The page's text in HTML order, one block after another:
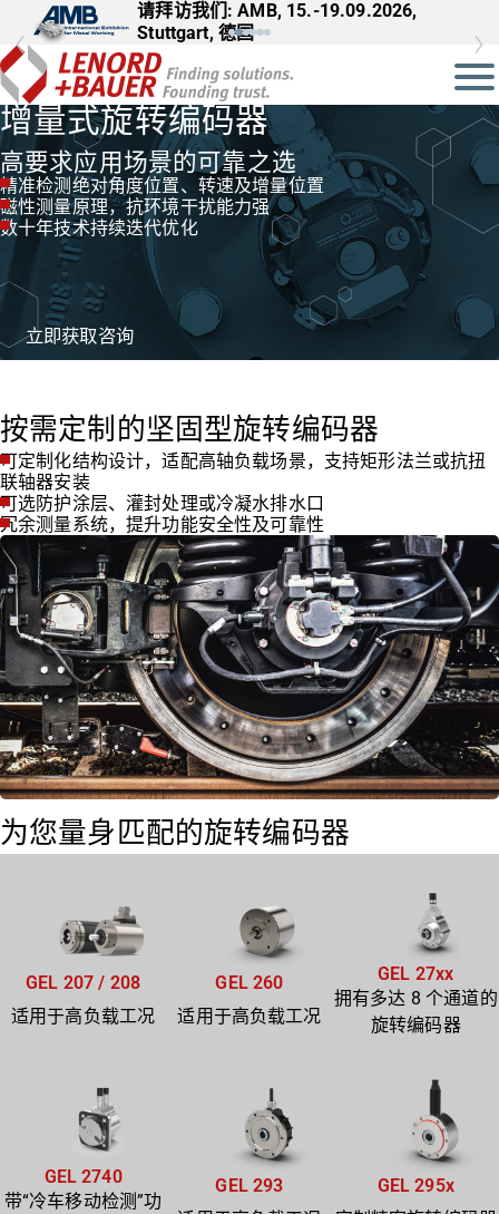
请拜访我们: AMB, 15.-19.09.2026,
Stuttgart, 德国
增量式旋转编码器
高要求应用场景的可靠之选
精准检测绝对角度位置、转速及增量位置
磁性测量原理，抗环境干扰能力强
数十年技术持续迭代优化
立即获取咨询
按需定制的坚固型旋转编码器
可定制化结构设计，适配高轴负载场景，支持矩形法兰或抗扭
联轴器安装
可选防护涂层、灌封处理或冷凝水排水口
冗余测量系统，提升功能安全性及可靠性
为您量身匹配的旋转编码器
GEL 207 / 208
适用于高负载工况
GEL 260
适用于高负载工况
GEL 27xx
拥有多达 8 个通道的
旋转编码器
GEL 2740
带“冷车移动检测”功
GEL 293
GEL 295x